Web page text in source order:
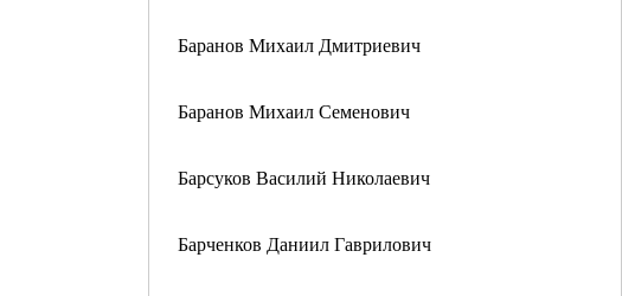
Баранов Михаил Дмитриевич
Баранов Михаил Семенович
Барсуков Василий Николаевич
Барченков Даниил Гаврилович